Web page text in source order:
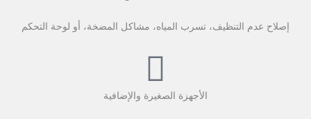
إصلاح عدم التنظيف، تسرب المياه، مشاكل المضخة، أو لوحة التحكم
الأجهزة الصغيرة والإضافية